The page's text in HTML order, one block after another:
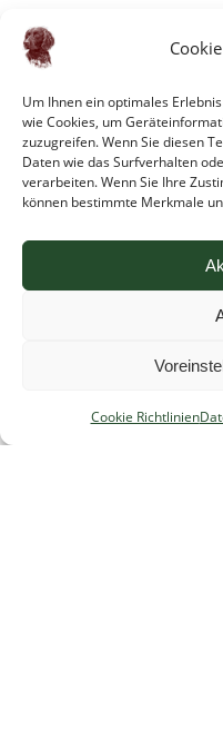
Um Ihnen ein optimales
wie Cookies, um
zuzugreifen. Wenn Sie diesen
Daten wie das Surfverhalten
verarbeiten. Wenn Sie Ihre
können bestimmte Merkmale
Cookie Richtlinien